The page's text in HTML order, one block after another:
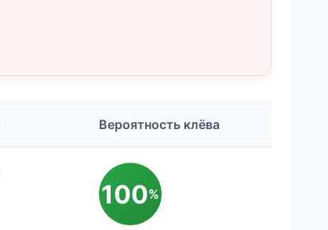
Вероятность клёва
100%